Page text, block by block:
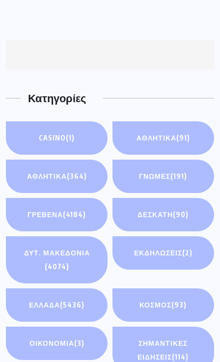
Κατηγορίες
CASINO(1) ΑΘΛΗΤΙΚΆ(91)
ΑΘΛΗΤΙΚΑ(364) ΓΝΩΜΕΣ(191)
ΓΡΕΒΕΝΑ(4184) ΔΕΣΚΑΤΗ(90)
ΔΥΤ. ΜΑΚΕΔΟΝΙΑ
(4074)
ΕΚΔΗΛΩΣΕΙΣ(2)
ΕΛΛΑΔΑ(5436) ΚΟΣΜΟΣ(93)
ΟΙΚΟΝΟΜΊΑ(3)
ΣΗΜΑΝΤΙΚΈΣ
ΕΙΔΉΣΕΙΣ(114)